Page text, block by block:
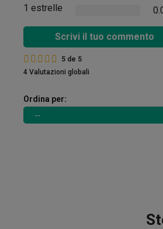
1 estrelle
Scrivi il tuo commento
5 de 5
4 Valutazioni globali
Ordina per: